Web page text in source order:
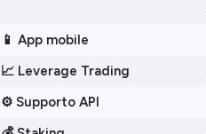
📱 App mobile
📈 Leverage Trading
⚙️ Supporto API